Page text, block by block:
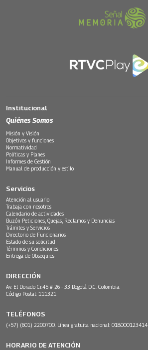
Institucional
Quiénes Somos
Misión y Visión
Objetivos y funciones
Normatividad
Políticas y Planes
Informes de Gestión
Manual de producción y estilo
Servicios
Atención al usuario
Trabaja con nosotros
Calendario de actividades
Buzón Peticiones, Quejas, Reclamos y Denuncias
Trámites y Servicios
Directorio de Funcionarios
Estado de su solicitud
Términos y Condiciones
Entrega de Obsequios
DIRECCIÓN
Av. El Dorado Cr.45 # 26 - 33 Bogotá D.C. Colombia.
Código Postal: 111321
TELÉFONOS
(+57) (601) 2200700. Línea gratuita nacional: 018000123414
HORARIO DE ATENCIÓN